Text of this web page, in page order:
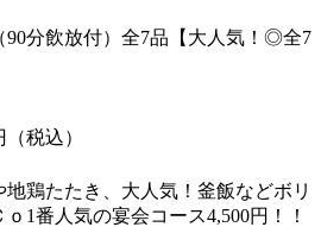
90分飲放付）全7品【大人気！◎全7
税込）
鶏たたき、大人気！釜飯などボリ
1番人気の宴会コース4,500円！！